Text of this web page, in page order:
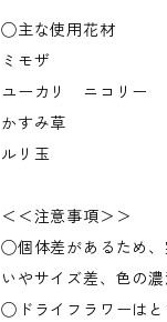
◯主な使用花材
ミモザ
ユーカリ ニコリー
かすみ草
ルリ玉
＜＜注意事項＞＞
◯個体差があるため、
いやサイズ差、色の
◯ドライフラワーはと